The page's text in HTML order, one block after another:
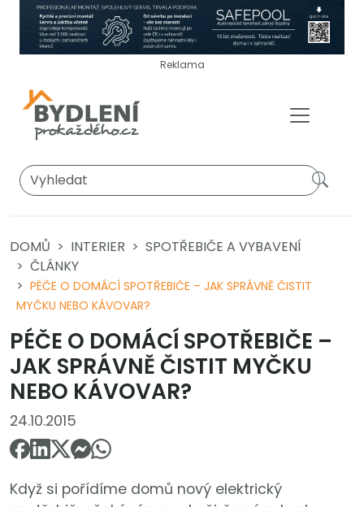
Reklama
DOMŮ INTERIER
SPOTŘEBIČE A VYBAVENÍ
ČLÁNKY
PÉČE O DOMÁCÍ SPOTŘEBIČE – JAK SPRÁVNĚ ČISTIT
MYČKU NEBO KÁVOVAR?
PÉČE O DOMÁCÍ SPOTŘEBIČE –
JAK SPRÁVNĚ ČISTIT MYČKU
NEBO KÁVOVAR?
24.10.2015
Když si pořídíme domů nový elektrický